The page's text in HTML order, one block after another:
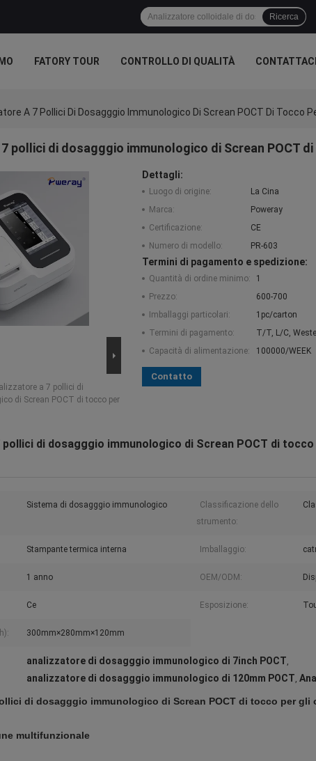
Ricerca
FATORY TOUR CONTROLLO DI QUALITÀ CONTATTACI
A 7 Pollici Di Dosagggio Immunologico Di Screan POCT Di Tocco
pollici di dosagggio immunologico di Screan POCT
a 7 pollici di
di Screan POCT di tocco per
Dettagli:
Luogo di origine:
La Cina
Marca:
Poweray
Certificazione:
CE
Numero di modello:
PR-603
Termini di pagamento e spedizione:
Quantità di ordine minimo:
1
Prezzo:
600-700
Imballaggi particolari:
1pc/carton
Termini di pagamento:
T/T, L/C,
Capacità di alimentazione:
100000/WEEK
Contatto
di dosagggio immunologico di Screan POCT di
Sistema di dosagggio immunologico
Classificazione dello
strumento:
Stampante termica interna Imballaggio:
1 anno OEM/ODM:
Ce Esposizione:
300mm×280mm×120mm
analizzatore di dosagggio immunologico di 7inch POCT,
analizzatore di dosagggio immunologico di 120mm POCT,
di dosagggio immunologico di Screan POCT di tocco per gli
multifunzionale